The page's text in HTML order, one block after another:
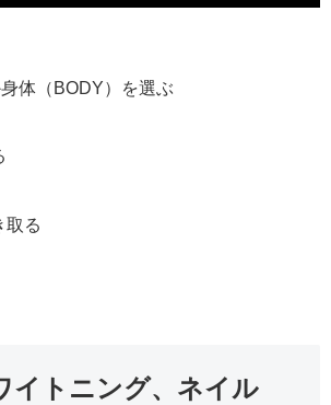
体（BODY）を選ぶ
取る
イトニング、ネイル